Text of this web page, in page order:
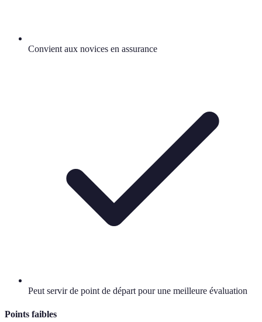
Convient aux novices en assurance
Peut servir de point de départ pour une meilleure évaluation
Points faibles